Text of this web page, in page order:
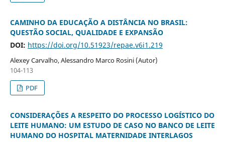
CAMINHO DA EDUCAÇÃO A DISTÂNCIA NO BRASIL:
QUESTÃO SOCIAL, QUALIDADE E EXPANSÃO
DOI: https://doi.org/10.51923/repae.v6i1.219
Alexey Carvalho, Alessandro Marco Rosini (Autor)
104-113
PDF
CONSIDERAÇÕES A RESPEITO DO PROCESSO LOGÍSTICO DO
LEITE HUMANO: UM ESTUDO DE CASO NO BANCO DE LEITE
HUMANO DO HOSPITAL MATERNIDADE INTERLAGOS